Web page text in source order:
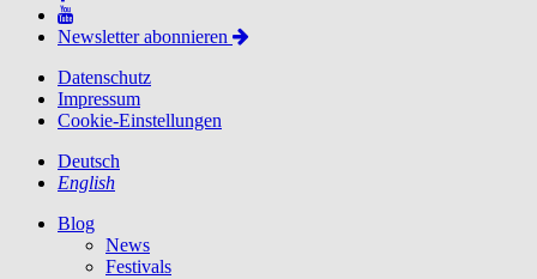
Newsletter abonnieren
Datenschutz
Impressum
Cookie-Einstellungen
Deutsch
English
Blog
News
Festivals